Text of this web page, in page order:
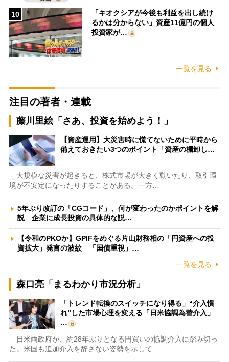
10
「キオクシアが今後も利益を出し続け
るかは分からない」資産11億円の個人
投資家が…
一覧を見る
注目の著者・連載
藤川里絵「さあ、投資を始めよう！」
【資産運用】大災害時に慌てないために平時から
備えておきたい3つのポイント「資産の棚卸し…
大規模な災害が起きると、株式市場が大きく動いたり、取引環
境が不安定になったりすることがある。一方…
5年ぶり改訂の「CGコード」、何が変わったのかポイントを解
説 企業に成長投資の具体的な説…
【令和のPKOか】GPIFをめぐる片山財務相の「円資産への投
資拡大」発言の波紋 「国債重視」…
一覧を見る
森口亮「まるわかり市況分析」
「トレンド転換のスイッチになり得る」“介入慣
れ”した市場心理を変える「日米協調為替介入」
…
日米両政府が、約28年ぶりとなる円買いの協調介入に踏み切っ
た。米国も追加介入を辞さない姿勢を示して…